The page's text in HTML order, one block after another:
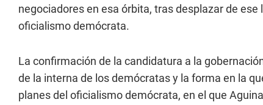
negociadores en esa órbita, tras desplazar de
oficialismo demócrata.
La confirmación de la candidatura a la
de la interna de los demócratas y la forma en la
planes del oficialismo demócrata, en el que